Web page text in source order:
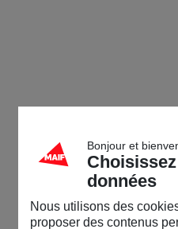
Bonjour et
données
Nous utilisons des
proposer des contenus